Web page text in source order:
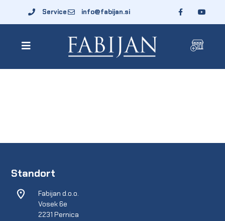
Service info@fabijan.si
Standort
Fabijan d.o.o.
Vosek 6e
2231 Pernica